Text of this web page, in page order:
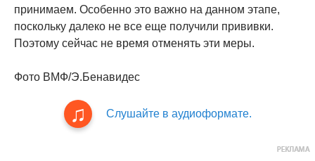
принимаем. Особенно это важно на данном этапе,
поскольку далеко не все еще получили прививки.
Поэтому сейчас не время отменять эти меры.
Фото ВМФ/Э.Бенавидес
Слушайте в аудиоформате.